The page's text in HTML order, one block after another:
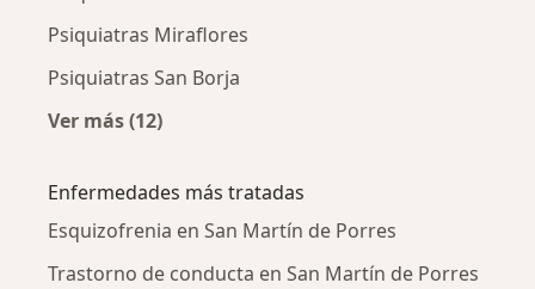
Psiquiatras Miraflores
Psiquiatras San Borja
Ver más (12)
Enfermedades más tratadas
Esquizofrenia en San Martín de Porres
Trastorno de conducta en San Martín de Porres